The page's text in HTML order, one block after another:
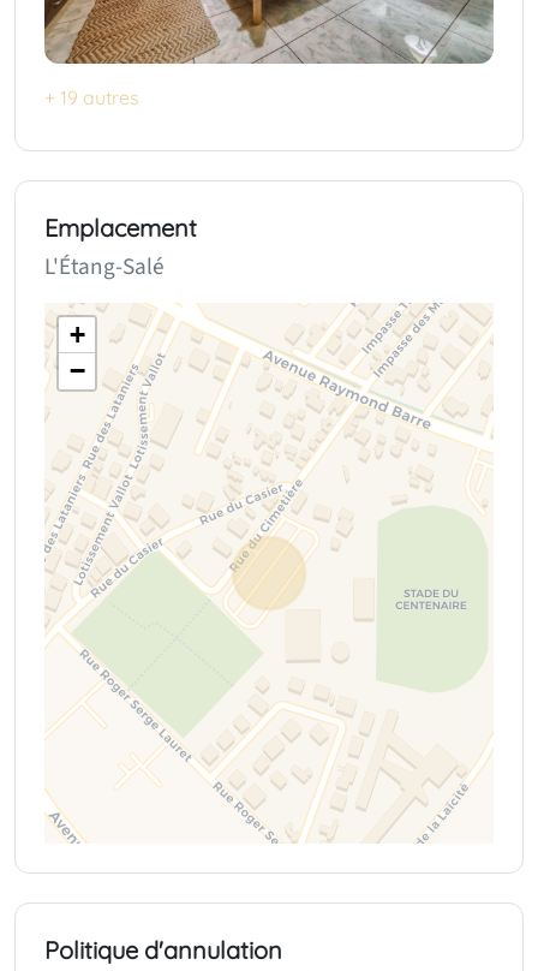
+ 19 autres
Emplacement
L'Étang-Salé
+
−
Politique d'annulation